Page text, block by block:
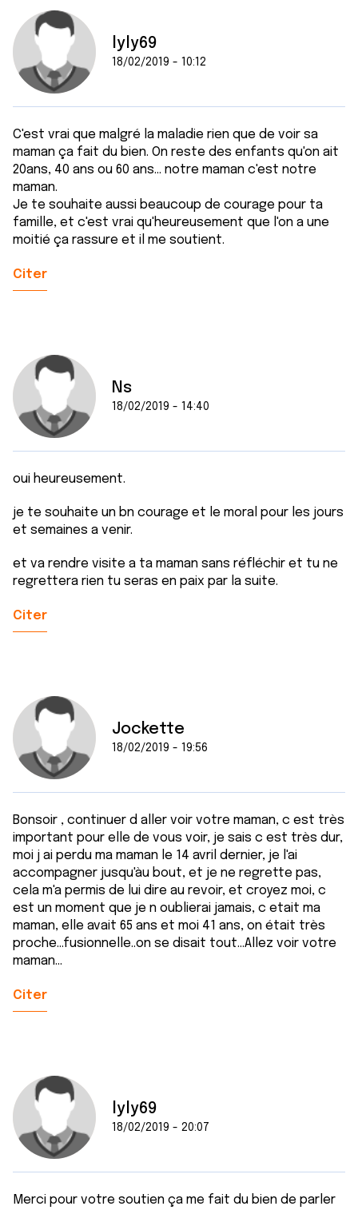
lyly69
18/02/2019 - 10:12
C'est vrai que malgré la maladie rien que de voir sa
maman ça fait du bien. On reste des enfants qu'on ait
20ans, 40 ans ou 60 ans... notre maman c'est notre
maman.
Je te souhaite aussi beaucoup de courage pour ta
famille, et c'est vrai qu'heureusement que l'on a une
moitié ça rassure et il me soutient.
Citer
Ns
18/02/2019 - 14:40
oui heureusement.
je te souhaite un bn courage et le moral pour les jours
et semaines a venir.
et va rendre visite a ta maman sans réfléchir et tu ne
regrettera rien tu seras en paix par la suite.
Citer
Jockette
18/02/2019 - 19:56
Bonsoir , continuer d aller voir votre maman, c est très
important pour elle de vous voir, je sais c est très dur,
moi j ai perdu ma maman le 14 avril dernier, je l'ai
accompagner jusqu'àu bout, et je ne regrette pas,
cela m'a permis de lui dire au revoir, et croyez moi, c
est un moment que je n oublierai jamais, c etait ma
maman, elle avait 65 ans et moi 41 ans, on était très
proche...fusionnelle..on se disait tout...Allez voir votre
maman...
Citer
lyly69
18/02/2019 - 20:07
Merci pour votre soutien ça me fait du bien de parler